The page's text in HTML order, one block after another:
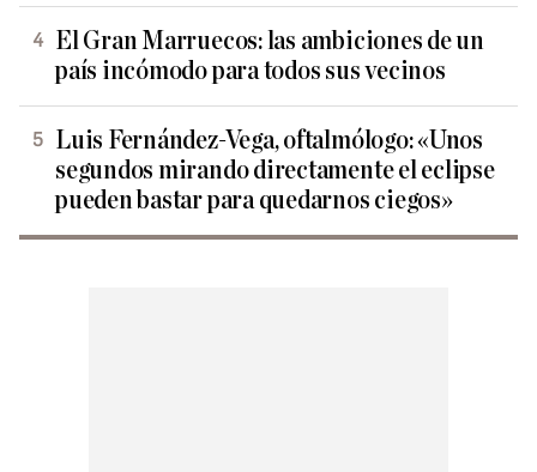
El Gran Marruecos: las ambiciones de un
país incómodo para todos sus vecinos
Luis Fernández-Vega, oftalmólogo: «Unos
segundos mirando directamente el eclipse
pueden bastar para quedarnos ciegos»